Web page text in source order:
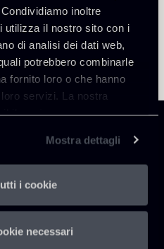
inoltre
utilizza il nostro sito con i
di analisi dei dati web,
potrebbero combinarle
fornito loro o che hanno
servizi. La nostra
qui.
Mostra dettagli
i cookie
necessari